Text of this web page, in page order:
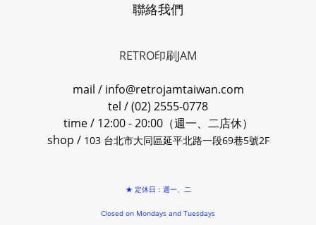
聯絡我們
RETRO印刷JAM
mail / info@retrojamtaiwan.com
tel / (02) 2555-0778
time / 12:00 - 20:00（週一、二店休）
shop / 103 台北市大同區延平北路一段69巷5號2F
★ 定休日：週一、二
Closed on Mondays and Tuesdays